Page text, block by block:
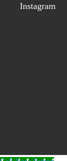
Instagram